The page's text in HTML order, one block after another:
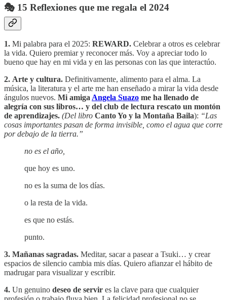
🎭 15 Reflexiones que me regala el 2024
1. Mi palabra para el 2025: REWARD. Celebrar a otros es celebrar
la vida. Quiero premiar y reconocer más. Voy a apreciar todo lo
bueno que hay en mi vida y en las personas con las que interactúo.
2. Arte y cultura. Definitivamente, alimento para el alma. La
música, la literatura y el arte me han enseñado a mirar la vida desde
ángulos nuevos. Mi amiga Angela Suazo me ha llenado de
alegría con sus libros… y del club de lectura rescato un montón
de aprendizajes. (Del libro Canto Yo y la Montaña Baila): “Las
cosas importantes pasan de forma invisible, como el agua que corre
por debajo de la tierra.”
no es el año,
que hoy es uno.
no es la suma de los días.
o la resta de la vida.
es que no estás.
punto.
3. Mañanas sagradas. Meditar, sacar a pasear a Tsuki… y crear
espacios de silencio cambia mis días. Quiero afianzar el hábito de
madrugar para visualizar y escribir.
4. Un genuino deseo de servir es la clave para que cualquier